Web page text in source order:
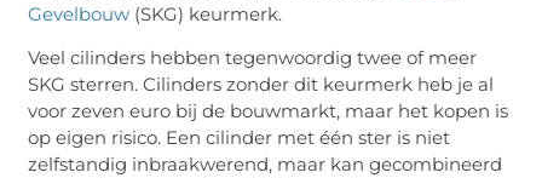
Gevelbouw (SKG) keurmerk.
Veel cilinders hebben tegenwoordig twee of meer
SKG sterren. Cilinders zonder dit keurmerk heb je al
voor zeven euro bij de bouwmarkt, maar het kopen is
op eigen risico. Een cilinder met één ster is niet
zelfstandig inbraakwerend, maar kan gecombineerd